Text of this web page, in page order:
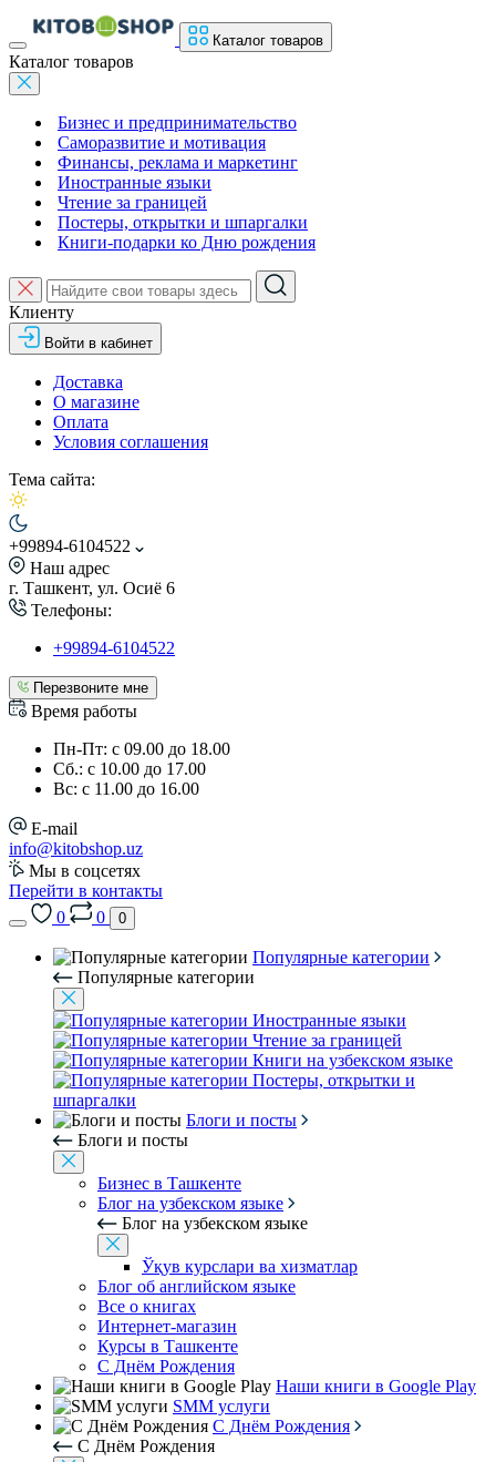
Каталог товаров
Каталог товаров
Бизнес и предпринимательство
Саморазвитие и мотивация
Финансы, реклама и маркетинг
Иностранные языки
Чтение за границей
Постеры, открытки и шпаргалки
Книги-подарки ко Дню рождения
Клиенту
Войти в кабинет
Доставка
О магазине
Оплата
Условия соглашения
Тема сайта:
+99894-6104522
Наш адрес
г. Ташкент, ул. Осиё 6
Телефоны:
+99894-6104522
Перезвоните мне
Время работы
Пн-Пт: с 09.00 до 18.00
Сб.: с 10.00 до 17.00
Вс: с 11.00 до 16.00
E-mail
info@kitobshop.uz
Мы в соцсетях
Перейти в контакты
0
0 0
Популярные категории
Популярные категории
Иностранные языки
Чтение за границей
Книги на узбекском языке
Постеры, открытки и
шпаргалки
Блоги и посты
Блоги и посты
Бизнес в Ташкенте
Блог на узбекском языке
Блог на узбекском языке
Ўқув курслари ва хизматлар
Блог об английском языке
Все о книгах
Интернет-магазин
Курсы в Ташкенте
С Днём Рождения
Наши книги в Google Play
SMM услуги
С Днём Рождения
С Днём Рождения